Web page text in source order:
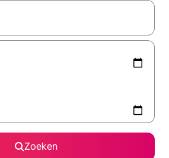
beschikbaar zijn, maak je een keuze
Zoeken